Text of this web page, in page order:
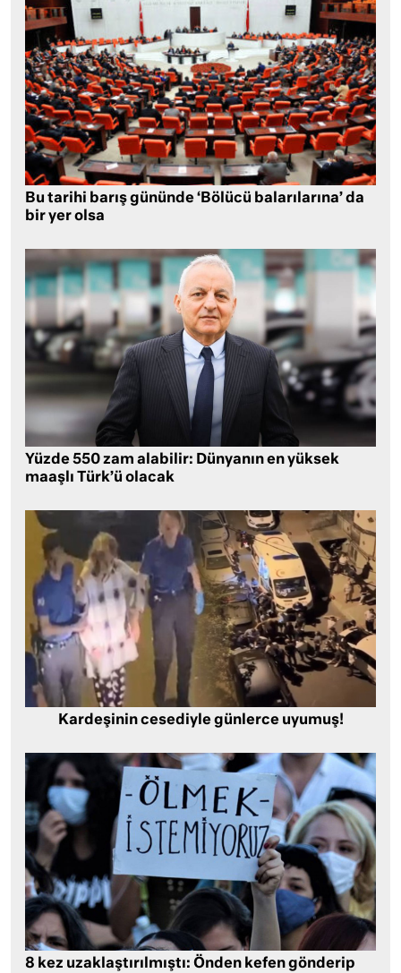
Bu tarihi barış gününde ‘Bölücü balarılarına’ da
bir yer olsa
Yüzde 550 zam alabilir: Dünyanın en yüksek
maaşlı Türk’ü olacak
Kardeşinin cesediyle günlerce uyumuş!
8 kez uzaklaştırılmıştı: Önden kefen gönderip